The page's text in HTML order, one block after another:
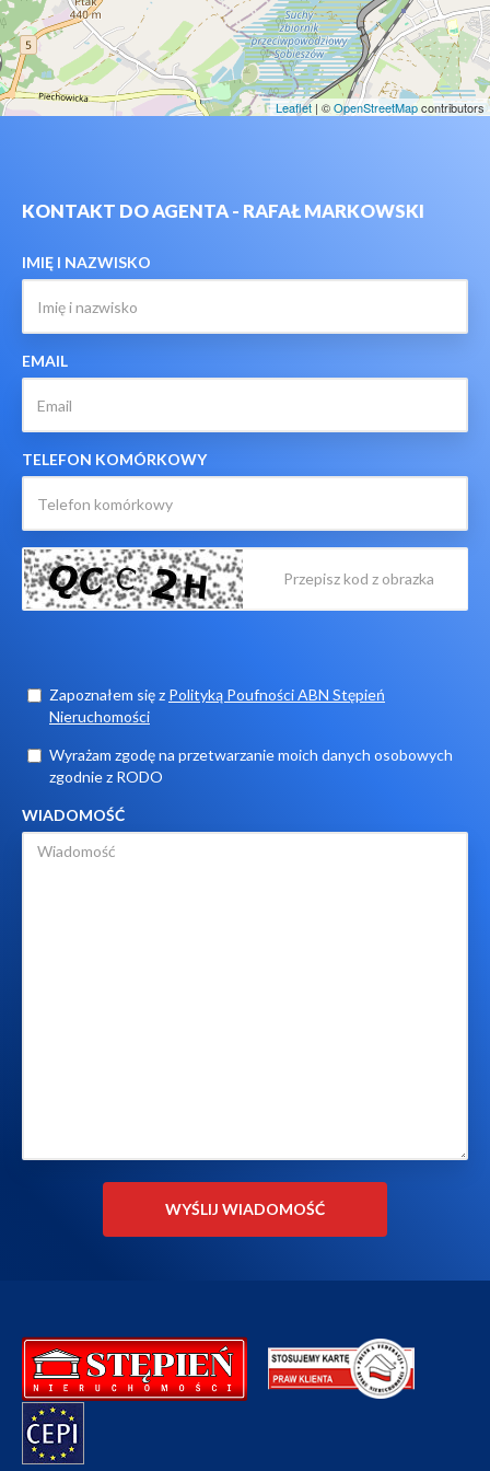
Leaflet | ©OpenStreetMapcontributors
KONTAKT DO AGENTA - RAFAŁ MARKOWSKI
IMIĘ I NAZWISKO
EMAIL
TELEFON KOMÓRKOWY
Zapoznałem się z Polityką Poufności ABN Stępień
Nieruchomości
Wyrażam zgodę na przetwarzanie moich danych osobowych
zgodnie z RODO
WIADOMOŚĆ